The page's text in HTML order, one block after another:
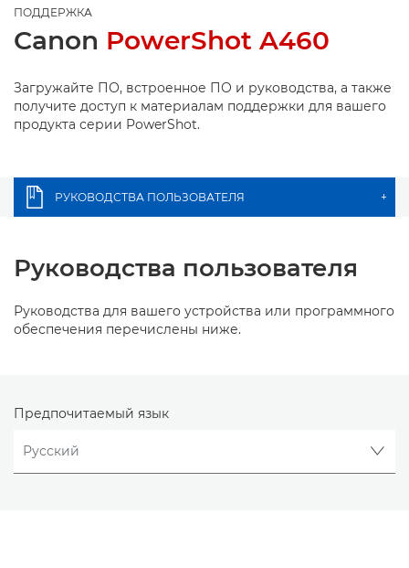
ПОДДЕРЖКА
Canon PowerShot A460
Загружайте ПО, встроенное ПО и руководства, а также
получите доступ к материалам поддержки для вашего
продукта серии PowerShot.
РУКОВОДСТВА ПОЛЬЗОВАТЕЛЯ +
Руководства пользователя
Руководства для вашего устройства или программного
обеспечения перечислены ниже.
Предпочитаемый язык